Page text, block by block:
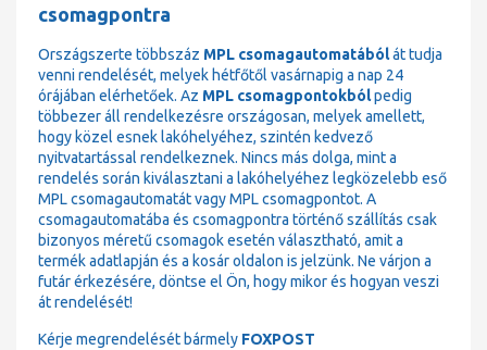
csomagpontra
Országszerte többszáz MPL csomagautomatábólát tudja
venni rendelését, melyek hétfőtől vasárnapig a nap 24
órájában elérhetőek. Az MPL csomagpontokbólpedig
többezer áll rendelkezésre országosan, melyek amellett,
hogy közel esnek lakóhelyéhez, szintén kedvező
nyitvatartással rendelkeznek. Nincs más dolga, mint a
rendelés során kiválasztani a lakóhelyéhez legközelebb eső
MPL csomagautomatát vagy MPL csomagpontot. A
csomagautomatába és csomagpontra történő szállítás csak
bizonyos méretű csomagok esetén választható, amit a
termék adatlapján és a kosár oldalon is jelzünk. Ne várjon a
futár érkezésére, döntse el Ön, hogy mikor és hogyan veszi
át rendelését!
Kérje megrendelését bármely FOXPOST